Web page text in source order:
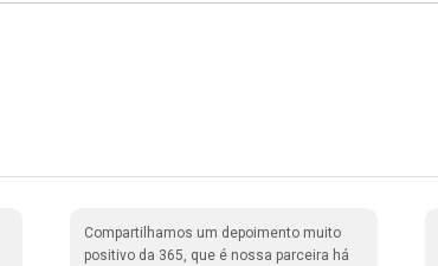
Compartilhamos um depoimento muito
positivo da 365, que é nossa parceira há